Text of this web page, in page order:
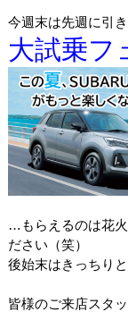
今週末は先週に引
大試乗フ
…もらえるのは花
ださい（笑）
後始末はきっちり
皆様のご来店スタ